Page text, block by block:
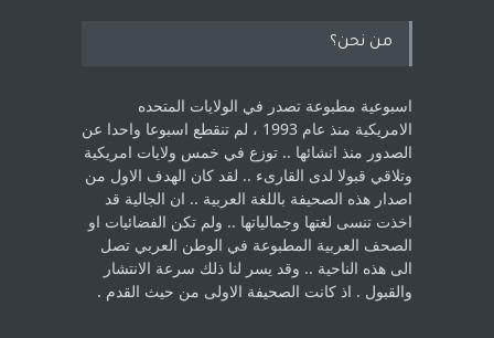
من نحن؟
اسبوعية مطبوعة تصدر في الولايات المتحده
الامريكية منذ عام 1993 ، لم ‏تنقطع اسبوعا واحدا عن
الصدور منذ انشائها .. توزع في خمس ولايات امريكية
‏وتلاقي قبولا لدى القارىء ..‏ لقد كان الهدف الاول من
اصدار هذه الصحيفة باللغة العربية .. ان الجالية قد
اخذت ‏تنسى لغتها وجمالياتها .. ولم تكن الفضائيات او
الصحف العربية المطبوعة في الوطن ‏العربي تصل
الى هذه الناحية .. وقد يسر لنا ذلك سرعة الانتشار
والقبول . اذ كانت ‏الصحيفة الاولى من حيث القدم . ‏